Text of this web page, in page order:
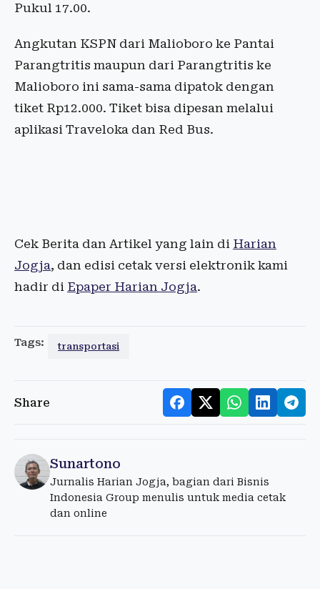
Pukul 17.00.
Angkutan KSPN dari Malioboro ke Pantai
Parangtritis maupun dari Parangtritis ke
Malioboro ini sama-sama dipatok dengan
tiket Rp12.000. Tiket bisa dipesan melalui
aplikasi Traveloka dan Red Bus.
Cek Berita dan Artikel yang lain di Harian
Jogja, dan edisi cetak versi elektronik kami
hadir di Epaper Harian Jogja.
Tags: transportasi
Share
Sunartono
Jurnalis Harian Jogja, bagian dari Bisnis
Indonesia Group menulis untuk media cetak
dan online